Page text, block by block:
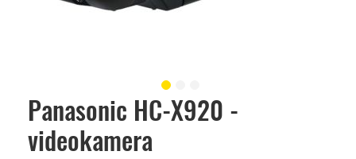
Panasonic HC-X920 -
videokamera
Skip
beginning